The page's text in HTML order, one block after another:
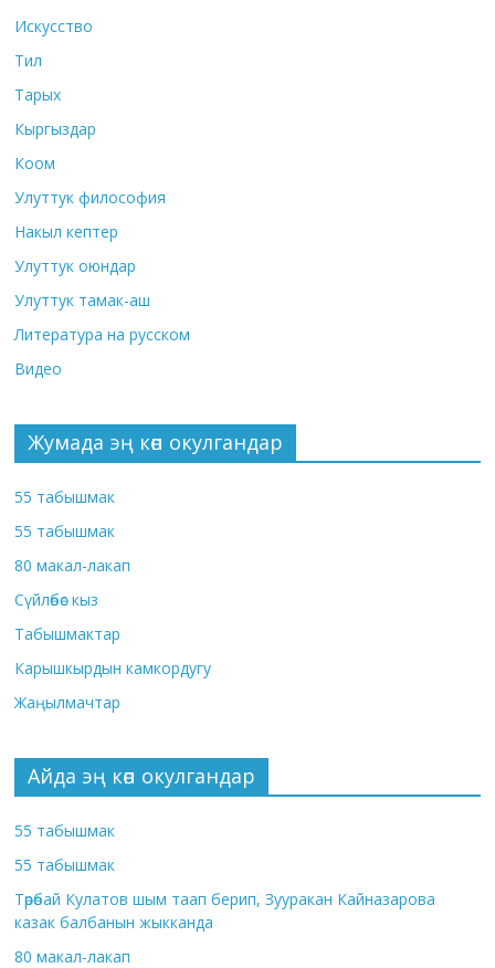
Искусство
Тил
Тарых
Кыргыздар
Коом
Улуттук философия
Накыл кептер
Улуттук оюндар
Улуттук тамак-аш
Литература на русском
Видео
Жумада эң көп окулгандар
55 табышмак
55 табышмак
80 макал-лакап
Сүйлөбөс кыз
Табышмактар
Карышкырдын камкордугу
Жаңылмачтар
Айда эң көп окулгандар
55 табышмак
55 табышмак
Төрөбай Кулатов шым таап берип, Зууракан Кайназарова
казак балбанын жыкканда
80 макал-лакап